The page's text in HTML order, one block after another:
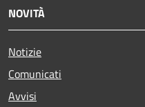
NOVITÀ
Notizie
Comunicati
Avvisi